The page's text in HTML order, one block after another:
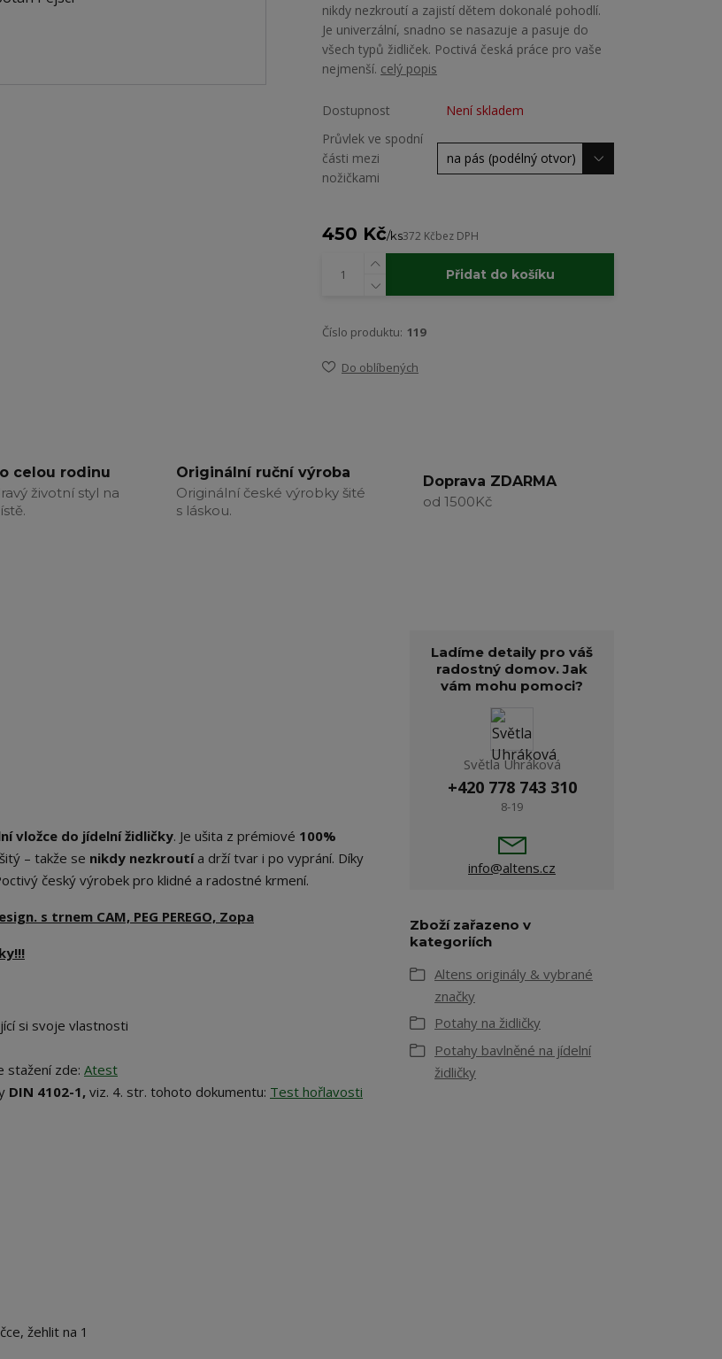
nikdy nezkroutí a zajistí dětem dokonalé pohodlí.
Je univerzální, snadno se nasazuje a pasuje do
všech typů židliček. Poctivá česká práce pro vaše
nejmenší. celý popis
Dostupnost
Není skladem
Průvlek ve spodní
části mezi
nožičkami
450 Kč/ks372 Kčbez DPH
Přidat do košíku
Číslo produktu: 119
Do oblíbených
celou rodinu
životní styl na
Originální ruční výroba
Originální české výrobky šité
s láskou.
Doprava ZDARMA
od 1500Kč
vložce do jídelní židličky. Je ušita z prémiové 100%
– takže se nikdy nezkroutía drží tvar i po vyprání. Díky
český výrobek pro klidné a radostné krmení.
s trnem CAM, PEG PEREGO, Zopa
si svoje vlastnosti
stažení zde: Atest
DIN 4102-1, viz. 4. str. tohoto dokumentu: Test hořlavosti
žehlit na 1
Ladíme detaily pro váš
radostný domov. Jak
vám mohu pomoci?
Světla Uhráková
+420 778 743 310
8-19
info@altens.cz
Zboží zařazeno v
kategoriích
Altens originály & vybrané
značky
Potahy na židličky
Potahy bavlněné na jídelní
židličky